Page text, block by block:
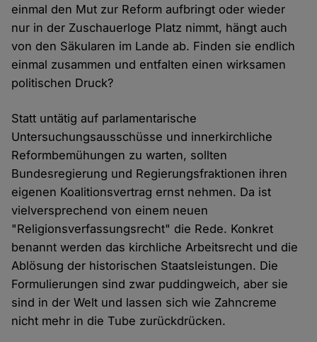
einmal den Mut zur Reform aufbringt oder wieder
nur in der Zuschauerloge Platz nimmt, hängt auch
von den Säkularen im Lande ab. Finden sie endlich
einmal zusammen und entfalten einen wirksamen
politischen Druck?
Statt untätig auf parlamentarische
Untersuchungsausschüsse und innerkirchliche
Reformbemühungen zu warten, sollten
Bundesregierung und Regierungsfraktionen ihren
eigenen Koalitionsvertrag ernst nehmen. Da ist
vielversprechend von einem neuen
"Religionsverfassungsrecht" die Rede. Konkret
benannt werden das kirchliche Arbeitsrecht und die
Ablösung der historischen Staatsleistungen. Die
Formulierungen sind zwar puddingweich, aber sie
sind in der Welt und lassen sich wie Zahncreme
nicht mehr in die Tube zurückdrücken.